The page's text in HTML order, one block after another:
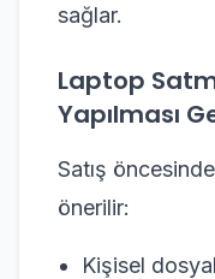
sağlar.
Laptop
Yapılması
Satış
önerilir:
Kişisel